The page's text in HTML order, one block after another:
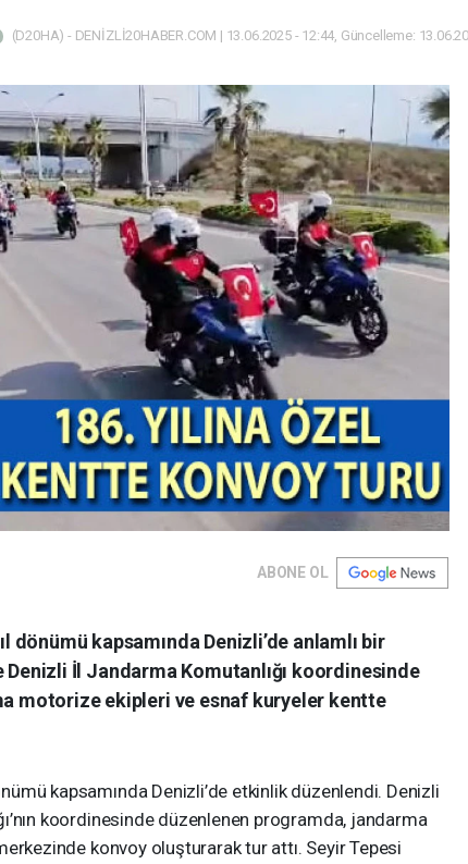
(D20HA) - DENİZLİ20HABER.COM | 13.06.2025 - 12:44, Güncelleme:
ABONE OL
dönümü kapsamında Denizli’de anlamlı bir
İl Jandarma Komutanlığı koordinesinde
motorize ekipleri ve esnaf kuryeler kentte
kapsamında Denizli’de etkinlik düzenlendi. Denizli
koordinesinde düzenlenen programda, jandarma
konvoy oluşturarak tur attı. Seyir Tepesi